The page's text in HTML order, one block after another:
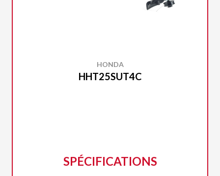
HONDA
HHT25SUT4C
SPÉCIFICATIONS